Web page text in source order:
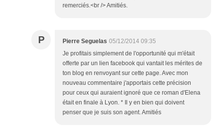
remerciés.<br /> Amitiés.
P Pierre Seguelas 05/12/2014 09:35
Je profitais simplement de l'opportunité qui m'était
offerte par un lien facebook qui vantait les mérites de
ton blog en renvoyant sur cette page. Avec mon
nouveau commentaire j'apportais cette précision
pour ceux qui auraient ignoré que ce roman d'Elena
était en finale à Lyon. * Il y en bien qui doivent
penser que je suis son agent. Amitiés